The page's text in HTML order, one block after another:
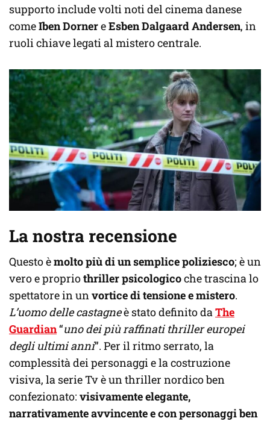
supporto include volti noti del cinema danese
comeIben DornereEsben Dalgaard Andersen, in
ruoli chiave legati al mistero centrale.
La nostra recensione
Questo èmolto più di un semplice poliziesco; è un
vero e propriothriller psicologicoche trascina lo
spettatore in un vortice di tensione e mistero.
L’uomo delle castagneè stato definito da The
Guardian“uno dei più raffinati thriller europei
degli ultimi anni”. Per il ritmo serrato, la
complessità dei personaggi e la costruzione
visiva, la serie Tv è un thriller nordico ben
confezionato: visivamente elegante,
narrativamente avvincente e con personaggi ben